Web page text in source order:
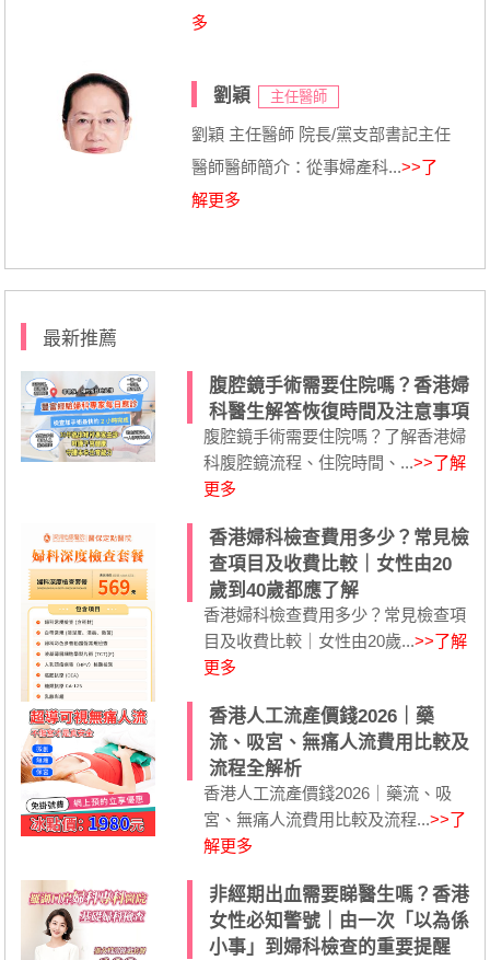
多
劉穎 主任醫師
劉穎 主任醫師 院長/黨支部書記主任
醫師醫師簡介：從事婦產科...>>了
解更多
最新推薦
腹腔鏡手術需要住院嗎？香港婦
科醫生解答恢復時間及注意事項
腹腔鏡手術需要住院嗎？了解香港婦
科腹腔鏡流程、住院時間、...>>了解
更多
香港婦科檢查費用多少？常見檢
查項目及收費比較｜女性由20
歲到40歲都應了解
香港婦科檢查費用多少？常見檢查項
目及收費比較｜女性由20歲...>>了解
更多
香港人工流產價錢2026｜藥
流、吸宮、無痛人流費用比較及
流程全解析
香港人工流產價錢2026｜藥流、吸
宮、無痛人流費用比較及流程...>>了
解更多
非經期出血需要睇醫生嗎？香港
女性必知警號｜由一次「以為係
小事」到婦科檢查的重要提醒